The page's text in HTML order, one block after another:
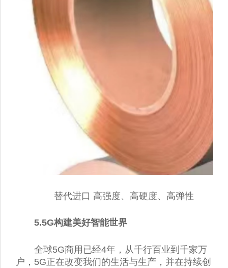
替代进口 高强度、高硬度、高弹性
5.5G构建美好智能世界
全球5G商用已经4年，从千行百业到千家万
户，5G正在改变我们的生活与生产，并在持续创